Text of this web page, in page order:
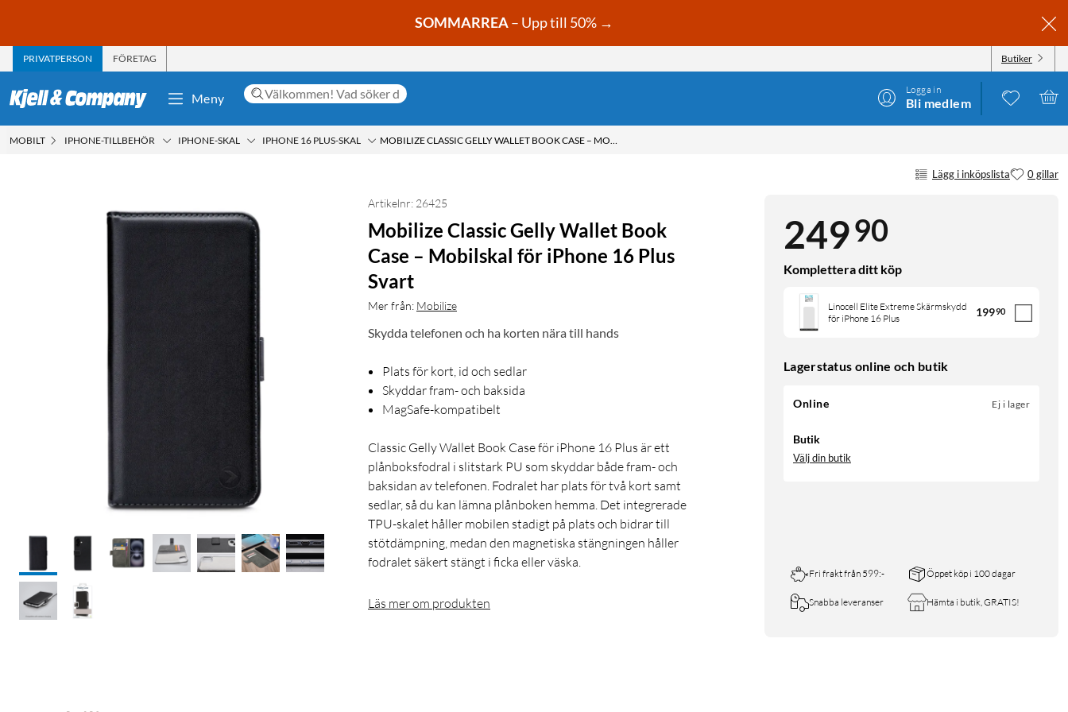
SOMMARREA– Upp till 50% →
PRIVATPERSON FÖRETAG Butiker
Meny
Logga in
Bli medlem
MOBILT IPHONE-TILLBEHÖR IPHONE-SKAL IPHONE 16 PLUS-SKAL MOBILIZE CLASSIC GELLY WALLET BOOK CASE – MOBILSKAL FÖR IPHONE 16 PLUS SVART
Lägg i inköpslista 0 gillar
24990
Komplettera ditt köp
Linocell Elite Extreme Skärmskydd
för iPhone 16 Plus
19990
Lagerstatus online och butik
Online Ej i lager
Butik
Välj din butik
Fri frakt från 599:- Öppet köp i 100 dagar
Snabba leveranser Hämta i butik, GRATIS!
Artikelnr: 26425
Mobilize Classic Gelly Wallet Book
Case – Mobilskal för iPhone 16 Plus
Svart
Mer från: Mobilize
Skydda telefonen och ha korten nära till hands
Plats för kort, id och sedlar
Skyddar fram- och baksida
MagSafe-kompatibelt
Classic Gelly Wallet Book Case för iPhone 16 Plus är ett
plånboksfodral i slitstark PU som skyddar både fram- och
baksidan av telefonen. Fodralet har plats för två kort samt
sedlar, så du kan lämna plånboken hemma. Det integrerade
TPU-skalet håller mobilen stadigt på plats och bidrar till
stötdämpning, medan den magnetiska stängningen håller
fodralet säkert stängt i ficka eller väska.
Läs mer om produkten